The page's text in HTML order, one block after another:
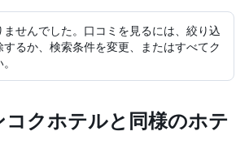
せんでした。口コミを見るには、絞り込
るか、検索条件を変更、またはすべてク
コクホテルと同様のホテ